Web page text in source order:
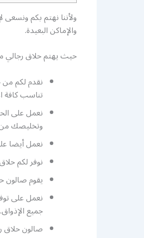
ولأننا نهتم بكم
والإماكن البعيدة.
حيث يهتم حلاق رجالي
تناسب كافة
نعمل على
وتخليصك من
نعمل أيضا
نوفر لكم
يقوم صالون
نعمل على
جميع الإذواق.
صالون حلاق